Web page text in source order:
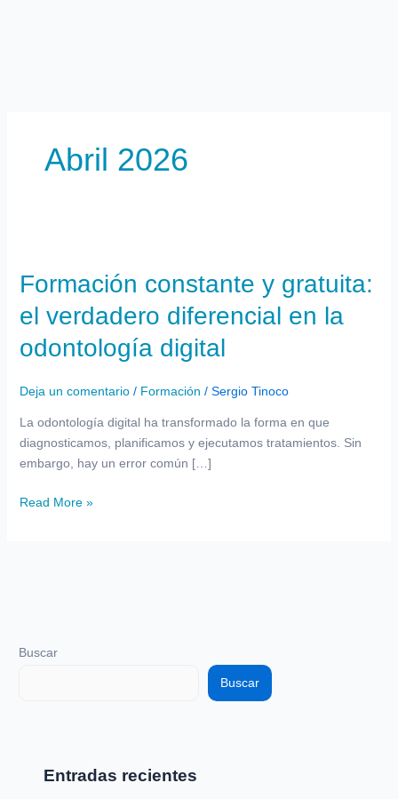
Abril 2026
Formación constante y gratuita:
el verdadero diferencial en la
odontología digital
Deja un comentario / Formación / Sergio Tinoco
La odontología digital ha transformado la forma en que
diagnosticamos, planificamos y ejecutamos tratamientos. Sin
embargo, hay un error común […]
y
el
verdadero
diferencial
odontología
digital
Read More »
Buscar
Buscar
Entradas recientes